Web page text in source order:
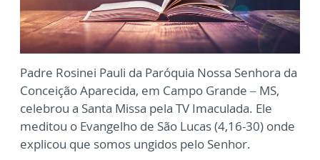
Padre Rosinei Pauli da Paróquia Nossa Senhora da
Conceição Aparecida, em Campo Grande – MS,
celebrou a Santa Missa pela TV Imaculada. Ele
meditou o Evangelho de São Lucas (4,16-30) onde
explicou que somos ungidos pelo Senhor.